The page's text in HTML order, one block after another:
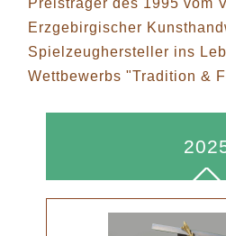
Preisträger des 1995 vom
Erzgebirgischer
Spielzeughersteller ins
Wettbewerbs "Tradition &